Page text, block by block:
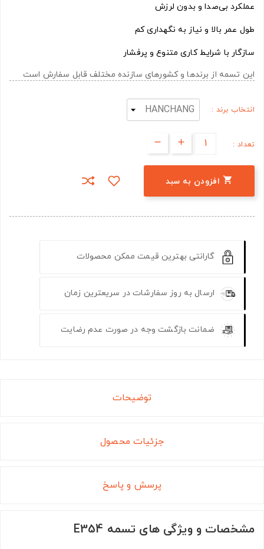
عملکرد بی‌صدا و بدون لرزش
طول عمر بالا و نیاز به نگهداری کم
سازگار با شرایط کاری متنوع و پرفشار
این تسمه از برندها و کشورهای سازنده مختلف قابل سفارش است
انتخاب برند :
تعداد :
 افزودن به سبد
گارانتی بهترین قیمت ممکن محصولات
ارسال به روز سفارشات در سریعترین زمان
ضمانت بازگشت وجه در صورت عدم رضایت
توضیحات
جزئیات محصول
پرسش و پاسخ
مشخصات و ویژگی های تسمه E354